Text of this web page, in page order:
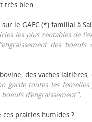
très bien.
le GAEC (*) familial à
les plus rentables de
des bœufs
des vaches
garde toutes les
d’engraissement".
ces prairies humides ?